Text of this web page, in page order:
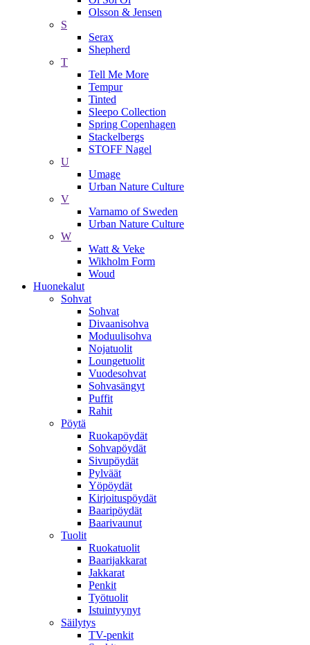
Olsson & Jensen
S
Serax
Shepherd
T
Tell Me More
Tempur
Tinted
Sleepo Collection
Spring Copenhagen
Stackelbergs
STOFF Nagel
U
Umage
Urban Nature Culture
V
Varnamo of Sweden
Urban Nature Culture
W
Watt & Veke
Wikholm Form
Woud
Huonekalut
Sohvat
Sohvat
Divaanisohva
Moduulisohva
Nojatuolit
Loungetuolit
Vuodesohvat
Sohvasängyt
Puffit
Rahit
Pöytä
Ruokapöydät
Sohvapöydät
Sivupöydät
Pylväät
Yöpöydät
Kirjoituspöydät
Baaripöydät
Baarivaunut
Tuolit
Ruokatuolit
Baarijakkarat
Jakkarat
Penkit
Työtuolit
Istuintyynyt
Säilytys
TV-penkit